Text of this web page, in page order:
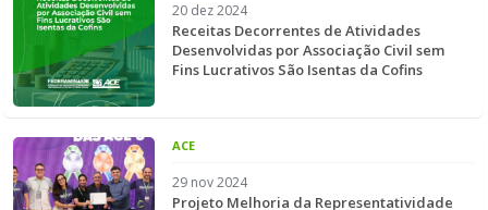
20 dez 2024
Receitas Decorrentes de Atividades
Desenvolvidas por Associação Civil sem
Fins Lucrativos São Isentas da Cofins
ACE
29 nov 2024
Projeto Melhoria da Representatividade